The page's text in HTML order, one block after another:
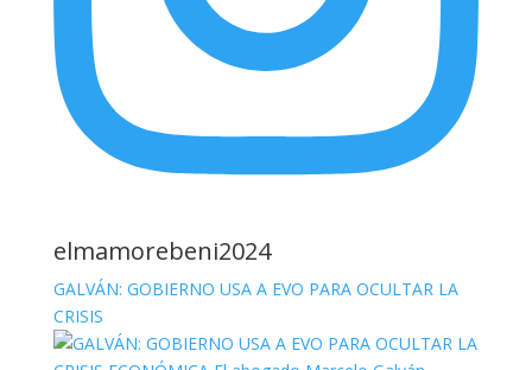
elmamorebeni2024
GALVÁN: GOBIERNO USA A EVO PARA OCULTAR LA
CRISIS